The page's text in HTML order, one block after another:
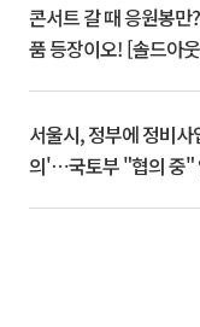
콘서트 갈 때 응원봉
품 등장이오! [솔드아
서울시, 정부에 정비사
의'⋯국토부 "협의 중"